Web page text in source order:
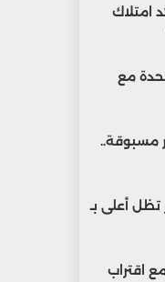
امتلاك
مع
مسبوقة..
أعلى بـ
اقتراب